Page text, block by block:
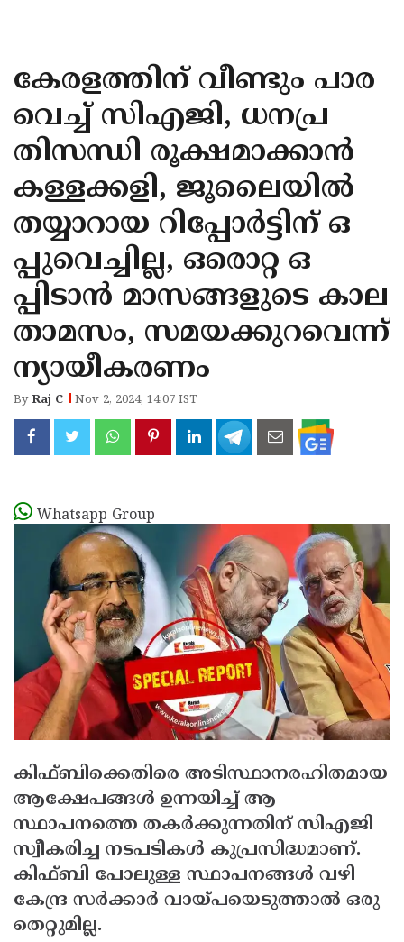
KANNUR
KASARAGOD
കേരളത്തിന് വീണ്ടും പാര
വെച്ച് സിഎജി, ധനപ്ര
തിസന്ധി രൂക്ഷമാക്കാന്‍
കള്ളക്കളി, ജൂലൈയില്‍
തയ്യാറായ റിപ്പോര്‍ട്ടിന് ഒ
പ്പുവെച്ചില്ല, ഒരൊറ്റ ഒ
പ്പിടാന്‍ മാസങ്ങളുടെ കാല
താമസം, സമയക്കുറവെന്ന്
ന്യായീകരണം
ByRaj C Nov 2, 2024, 14:07 IST
Whatsapp Group
കിഫ്ബിക്കെതിരെ അടിസ്ഥാനരഹിതമായ
ആക്ഷേപങ്ങള്‍ ഉന്നയിച്ച് ആ
സ്ഥാപനത്തെ തകര്‍ക്കുന്നതിന് സിഎജി
സ്വീകരിച്ച നടപടികള്‍ കുപ്രസിദ്ധമാണ്.
കിഫ്ബി പോലുള്ള സ്ഥാപനങ്ങള്‍ വഴി
കേന്ദ്ര സര്‍ക്കാര്‍ വായ്പയെടുത്താല്‍ ഒരു
തെറ്റുമില്ല.